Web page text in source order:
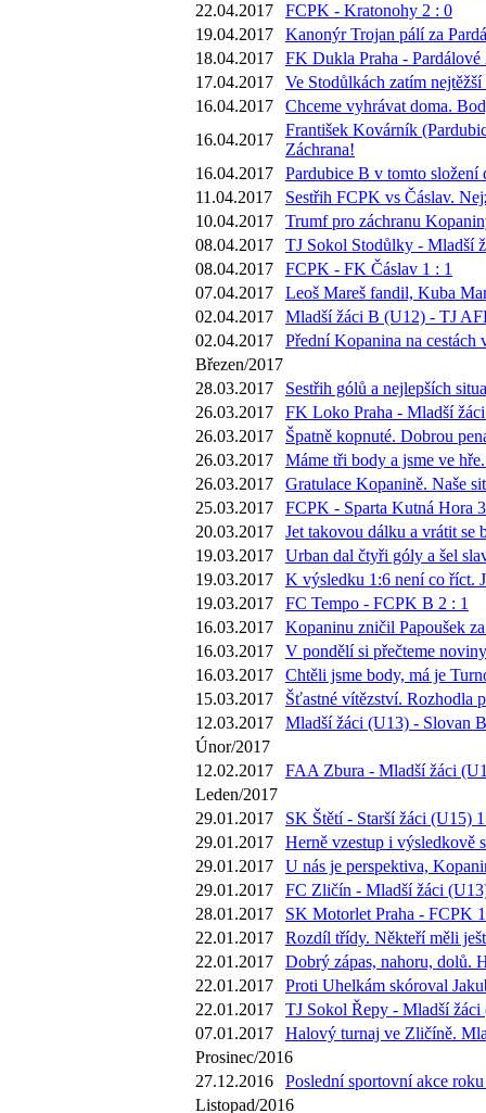
22.04.2017
FCPK - Kratonohy 2 : 0
19.04.2017
Kanonýr Trojan pálí za
18.04.2017
FK Dukla Praha - Pardálové
17.04.2017
Ve Stodůlkách zatím
16.04.2017
Chceme vyhrávat doma.
16.04.2017
František Kovárník
Záchrana!
16.04.2017
Pardubice B v tomto složení
11.04.2017
Sestřih FCPK vs Čáslav.
10.04.2017
Trumf pro záchranu
08.04.2017
TJ Sokol Stodůlky - Mladší
08.04.2017
FCPK - FK Čáslav 1 : 1
07.04.2017
Leoš Mareš fandil, Kuba
02.04.2017
Mladší žáci B (U12) - TJ
02.04.2017
Přední Kopanina na
Březen/2017
28.03.2017
Sestřih gólů a nejlepších
26.03.2017
FK Loko Praha - Mladší
26.03.2017
Špatně kopnuté. Dobrou
26.03.2017
Máme tři body a jsme ve
26.03.2017
Gratulace Kopanině. Naše
25.03.2017
FCPK - Sparta Kutná Hora
20.03.2017
Jet takovou dálku a vrátit se
19.03.2017
Urban dal čtyři góly a šel
19.03.2017
K výsledku 1:6 není co říct.
19.03.2017
FC Tempo - FCPK B 2 : 1
16.03.2017
Kopaninu zničil Papoušek
16.03.2017
V pondělí si přečteme
16.03.2017
Chtěli jsme body, má je
15.03.2017
Šťastné vítězství. Rozhodla
12.03.2017
Mladší žáci (U13) - Slovan
Únor/2017
12.02.2017
FAA Zbura - Mladší žáci
Leden/2017
29.01.2017
SK Štětí - Starší žáci (U15)
29.01.2017
Herně vzestup i výsledkově
29.01.2017
U nás je perspektiva,
29.01.2017
FC Zličín - Mladší žáci
28.01.2017
SK Motorlet Praha - FCPK
22.01.2017
Rozdíl třídy. Někteří měli
22.01.2017
Dobrý zápas, nahoru, dolů.
22.01.2017
Proti Uhelkám skóroval
22.01.2017
TJ Sokol Řepy - Mladší
07.01.2017
Halový turnaj ve Zličíně.
Prosinec/2016
27.12.2016
Poslední sportovní akce
Listopad/2016